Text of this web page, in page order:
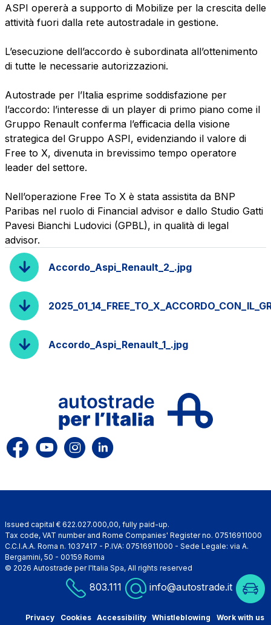
Tangenziale di Napoli S.p.A.
Network Km: 20
ASPI opererà a supporto di Mobilize per la crescita delle
attività fuori dalla rete autostradale in gestione.
L’esecuzione dell’accordo è subordinata all’ottenimento
di tutte le necessarie autorizzazioni.
Autostrade per l’Italia esprime soddisfazione per
l’accordo: l’interesse di un player di primo piano come il
Gruppo Renault conferma l’efficacia della visione
strategica del Gruppo ASPI, evidenziando il valore di
Free to X, divenuta in brevissimo tempo operatore
leader del settore.
Nell’operazione Free To X è stata assistita da BNP
Paribas nel ruolo di Financial advisor e dallo Studio Gatti
Pavesi Bianchi Ludovici (GPBL), in qualità di legal
advisor.
Accordo_Aspi_Renault_2_.jpg
Accordo_Aspi_Renault_1_.jpg
Issued capital € 622.027.000,00, fully paid-up.
Tax code, VAT number and Rome Companies' Register no. 07516911000
C.C.I.A.A. Roma n. 1037417 - P.IVA: 07516911000 - Sede Legale: via A.
Bergamini, 50 - 00159 Roma
© 2026 Autostrade per l'Italia Spa, All rights reserved
803.111 info@autostrade.it
Privacy Cookies Accessibility Whistleblowing Work with us